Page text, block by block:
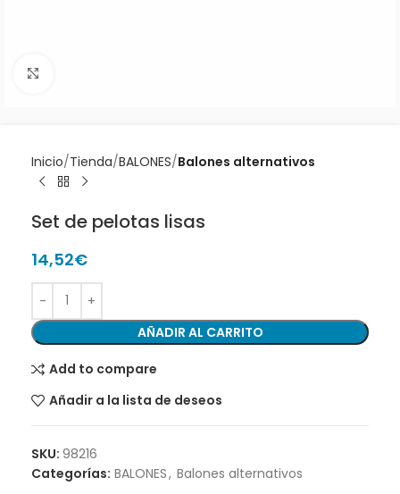
Inicio Tienda BALONES Balones alternativos
Set de pelotas lisas
14,52€
AÑADIR AL CARRITO
Add to compare
Añadir a la lista de deseos
SKU: 98216
Categorías: BALONES, Balones alternativos